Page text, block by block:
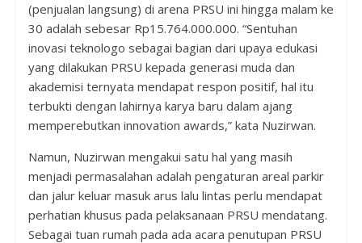
(penjualan langsung) di arena PRSU ini hingga malam ke
30 adalah sebesar Rp15.764.000.000. “Sentuhan
inovasi teknologo sebagai bagian dari upaya edukasi
yang dilakukan PRSU kepada generasi muda dan
akademisi ternyata mendapat respon positif, hal itu
terbukti dengan lahirnya karya baru dalam ajang
memperebutkan innovation awards,” kata Nuzirwan.
Namun, Nuzirwan mengakui satu hal yang masih
menjadi permasalahan adalah pengaturan areal parkir
dan jalur keluar masuk arus lalu lintas perlu mendapat
perhatian khusus pada pelaksanaan PRSU mendatang.
Sebagai tuan rumah pada ada acara penutupan PRSU